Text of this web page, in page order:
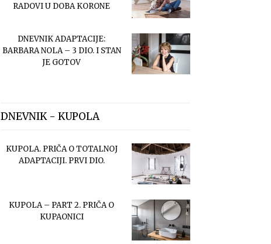
RADOVI U DOBA KORONE
DNEVNIK ADAPTACIJE:
BARBARA NOLA – 3 DIO. I STAN
JE GOTOV
DNEVNIK - KUPOLA
KUPOLA. PRIČA O TOTALNOJ
ADAPTACIJI. PRVI DIO.
KUPOLA – PART 2. PRIČA O
KUPAONICI